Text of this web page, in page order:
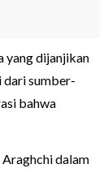
yang dijanjikan
dari sumber-
bahwa
dalam